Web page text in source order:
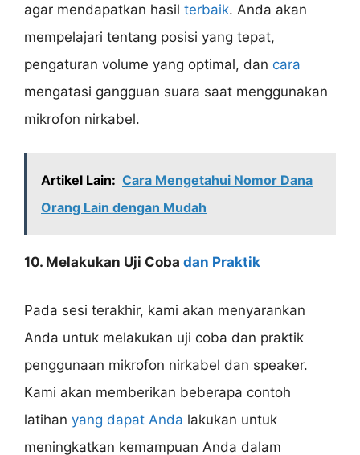
agar mendapatkan hasil terbaik. Anda akan
mempelajari tentang posisi yang tepat,
pengaturan volume yang optimal, dan cara
mengatasi gangguan suara saat menggunakan
mikrofon nirkabel.
Artikel Lain: Cara Mengetahui Nomor Dana
Orang Lain dengan Mudah
10. Melakukan Uji Coba dan Praktik
Pada sesi terakhir, kami akan menyarankan
Anda untuk melakukan uji coba dan praktik
penggunaan mikrofon nirkabel dan speaker.
Kami akan memberikan beberapa contoh
latihan yang dapat Anda lakukan untuk
meningkatkan kemampuan Anda dalam